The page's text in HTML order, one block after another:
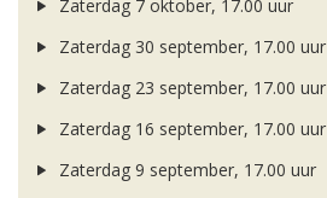
Zaterdag 7 oktober, 17.00 uur
Zaterdag 30 september, 17.00 uur
Zaterdag 23 september, 17.00 uur
Zaterdag 16 september, 17.00 uur
Zaterdag 9 september, 17.00 uur